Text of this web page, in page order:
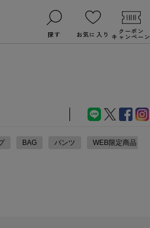
探す お気に入り クーポン
キャンペーン
BAG パンツ WEB限定商品